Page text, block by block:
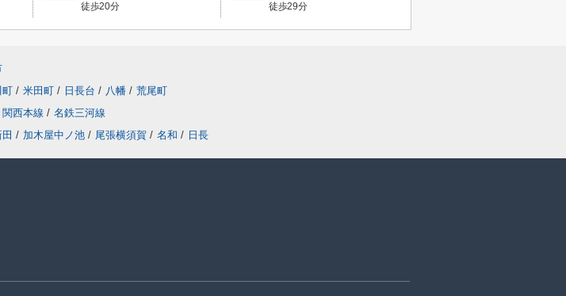
徒歩20分
徒歩29分
町 / 米田町 / 日長台 / 八幡 / 荒尾町
関西本線 / 名鉄三河線
/ 加木屋中ノ池 / 尾張横須賀 / 名和 / 日長